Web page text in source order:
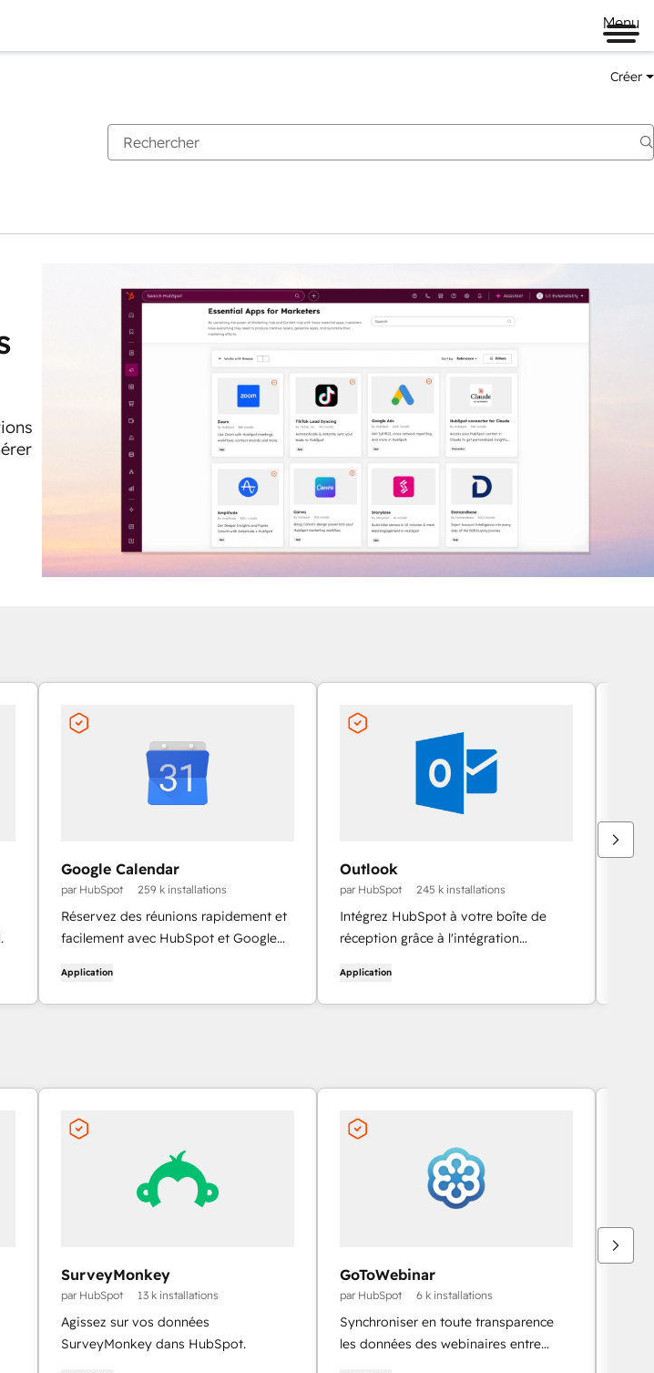
Menu
Créer
Google Calendar
par HubSpot 259 k installations
Réservez des réunions rapidement et
facilement avec HubSpot et Google
Application
Outlook
par HubSpot 245 k installations
Intégrez HubSpot à votre boîte de
réception grâce à l'intégration
Application
SurveyMonkey
par HubSpot 13 k installations
Agissez sur vos données
SurveyMonkey dans HubSpot.
GoToWebinar
par HubSpot 6 k installations
Synchroniser en toute transparence
les données des webinaires entre